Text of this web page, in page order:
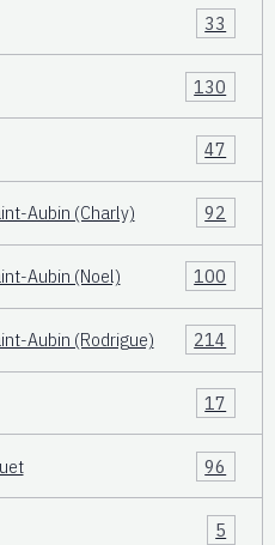
33
130
47
Aubin (Charly) 92
Aubin (Noel) 100
Aubin (Rodrigue) 214
17
96
5